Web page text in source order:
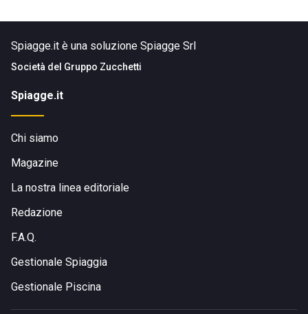
Spiagge.it è una soluzione Spiagge Srl
Società del Gruppo Zucchetti
Spiagge.it
Chi siamo
Magazine
La nostra linea editoriale
Redazione
F.A.Q.
Gestionale Spiaggia
Gestionale Piscina